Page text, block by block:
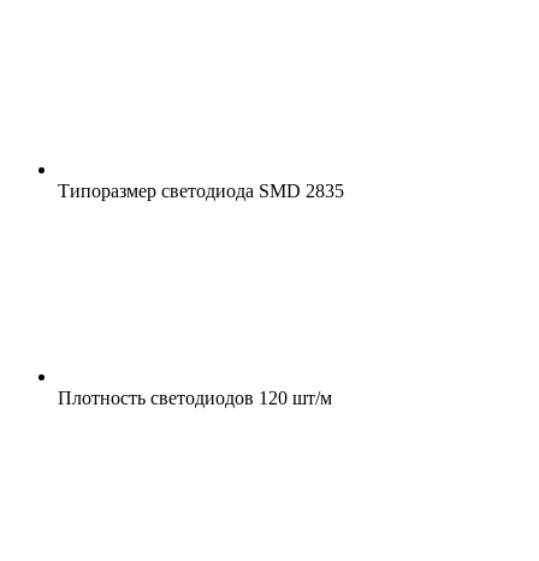
Типоразмер светодиода SMD 2835
Плотность светодиодов 120 шт/м